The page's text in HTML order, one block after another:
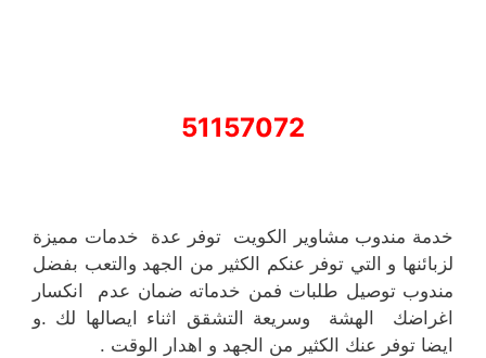
51157072
خدمة مندوب مشاوير الكويت توفر عدة خدمات مميزة
لزبائنها و التي توفر عنكم الكثير من الجهد والتعب بفضل
مندوب توصيل طلبات فمن خدماته ضمان عدم انكسار
اغراضك الهشة وسريعة التشقق اثناء ايصالها لك .و
ايضا توفر عنك الكثير من الجهد و اهدار الوقت .